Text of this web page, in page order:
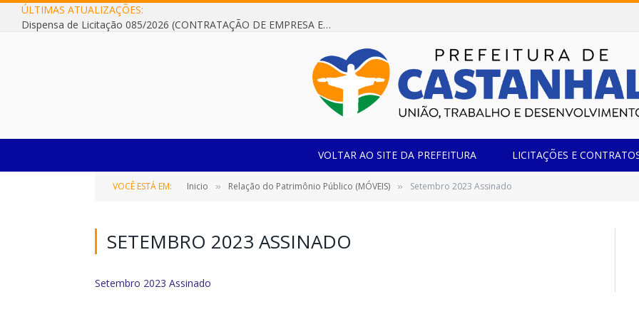
ÚLTIMAS ATUALIZAÇÕES:
Dispensa de Licitação 085/2026 (CONTRATAÇÃO DE EMPRESA ESPECIALIZADA NA FABRICAÇÃO DE MÓVEIS SOB MEDIDA COM ESTRUTURA METÁLICA EM METALON PARA ATENDIMENTO DAS NECESSIDADES DA SALA SIMOV DA EMEF MADRE MARIA VIGANÓ)
VOLTAR AO SITE DA PREFEITURA LICITAÇÕES E
VOCÊ ESTÁ EM: Inicio » Relação do Patrimônio Público (MÓVEIS) » Setembro 2023 Assinado
SETEMBRO 2023 ASSINADO
Setembro 2023 Assinado